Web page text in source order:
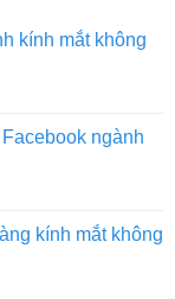
kính mắt không
ngành
kính mắt không